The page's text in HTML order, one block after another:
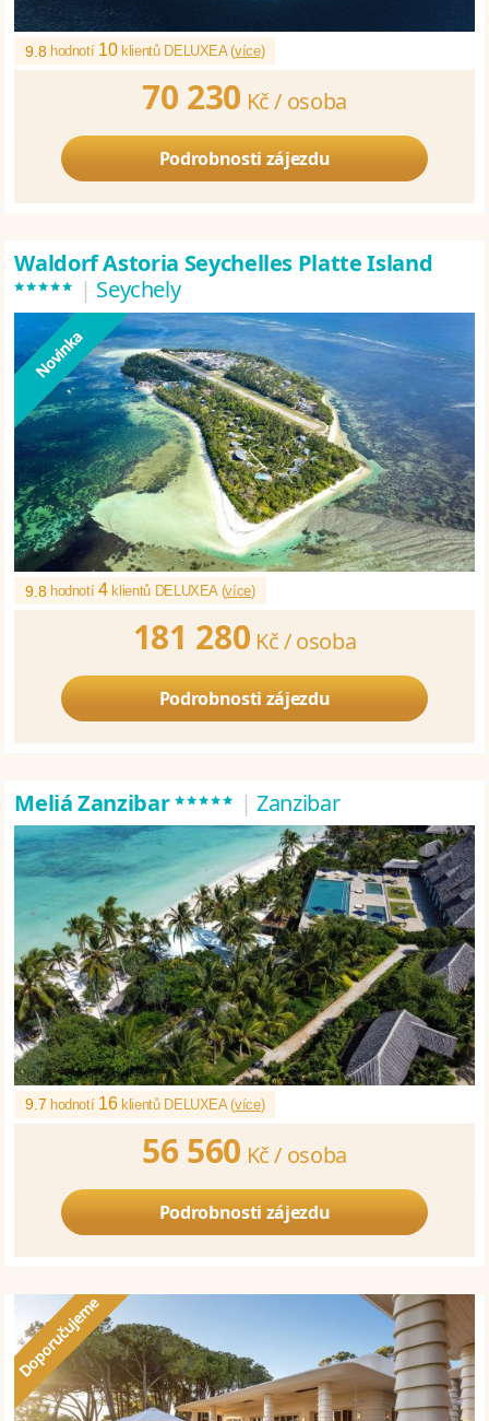
9.8 hodnotí 10klientů DELUXEA (více)
70 230 Kč / osoba
Podrobnosti zájezdu
Waldorf Astoria Seychelles Platte Island
***** | Seychely
9.8 hodnotí4klientů DELUXEA (více)
181 280 Kč /osoba
Podrobnosti zájezdu
Meliá Zanzibar***** | Zanzibar
9.7 hodnotí 16klientů DELUXEA (více)
56 560 Kč / osoba
Podrobnosti zájezdu